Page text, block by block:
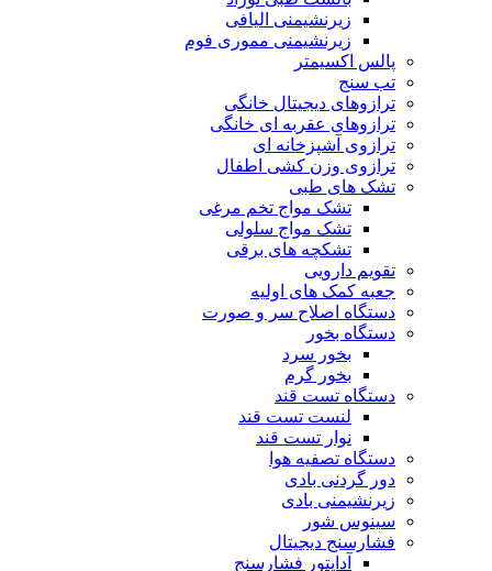
زیرنشیمنی الیافی
زیرنشیمنی مموری فوم
پالس اکسیمتر
تب سنج
ترازوهای دیجیتال خانگی
ترازوهای عقربه ای خانگی
ترازوی آشپزخانه ای
ترازوی وزن کشی اطفال
تشک های طبی
تشک مواج تخم مرغی
تشک مواج سلولی
تشکچه های برقی
تقویم دارویی
جعبه کمک های اولیه
دستگاه اصلاح سر و صورت
دستگاه بخور
بخور سرد
بخور گرم
دستگاه تست قند
لنست تست قند
نوار تست قند
دستگاه تصفیه هوا
دور گردنی بادی
زیرنشیمنی بادی
سینوس شور
فشارسنج دیجیتال
آداپتور فشارسنج